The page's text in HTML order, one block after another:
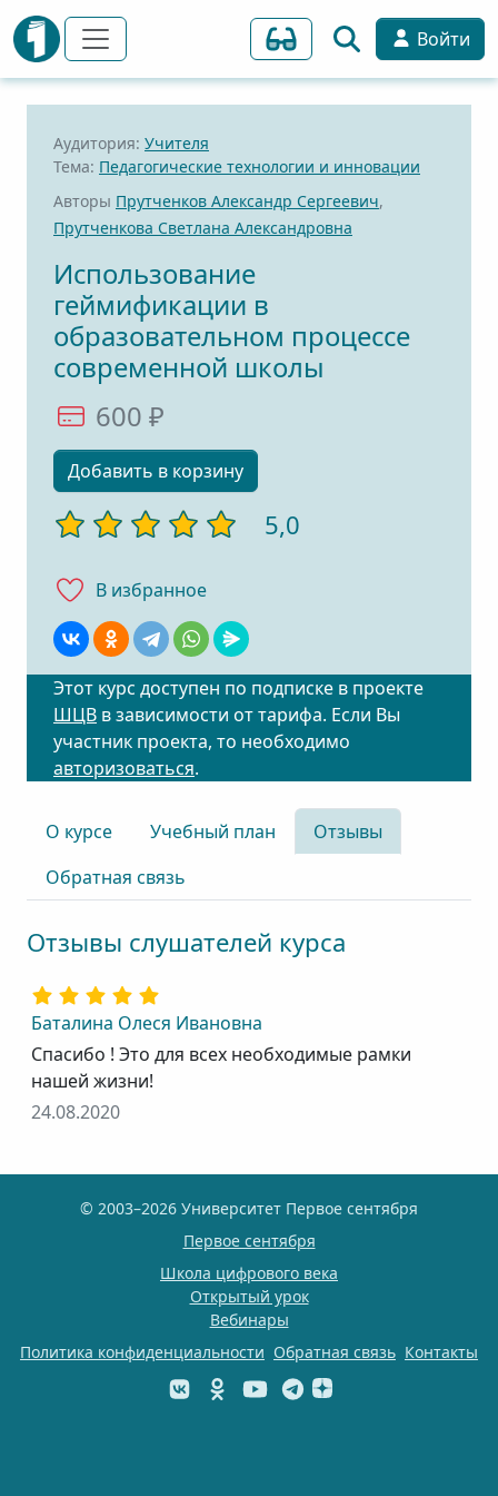
Войти
Аудитория: Учителя
Тема: Педагогические технологии и инновации
Авторы Прутченков Александр Сергеевич,
Прутченкова Светлана Александровна
Использование
геймификации в
образовательном процессе
современной школы
600 ₽
Добавить в корзину
5,0
В избранноe
Этот курс доступен по подписке в проекте
ШЦВ в зависимости от тарифа. Если Вы
участник проекта, то необходимо
авторизоваться.
О курсе Учебный план
Отзывы
Обратная связь
Отзывы слушателей курса
Баталина Олеся Ивановна
Спасибо ! Это для всех необходимые рамки
нашей жизни!
24.08.2020
© 2003–2026 Университет Первое сентября
Первое сентября
Школа цифрового века
Открытый урок
Вебинары
Политика конфиденциальности Обратная связь Контакты